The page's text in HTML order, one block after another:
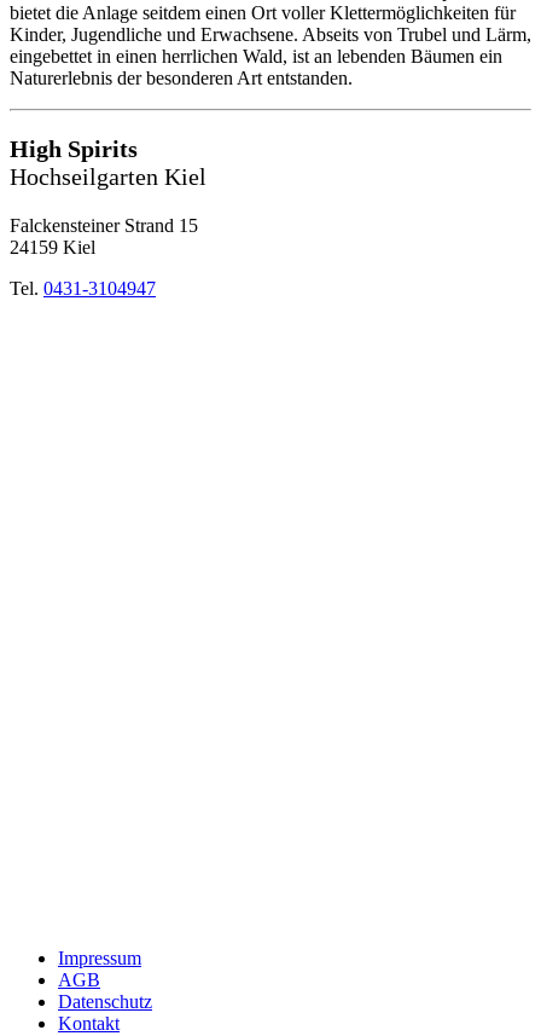
bietet die Anlage seitdem einen Ort voller Klettermöglichkeiten für
Kinder, Jugendliche und Erwachsene. Abseits von Trubel und Lärm,
eingebettet in einen herrlichen Wald, ist an lebenden Bäumen ein
Naturerlebnis der besonderen Art entstanden.
High Spirits
Hochseilgarten Kiel
Falckensteiner Strand 15
24159 Kiel
Tel. 0431-3104947
Impressum
AGB
Datenschutz
Kontakt